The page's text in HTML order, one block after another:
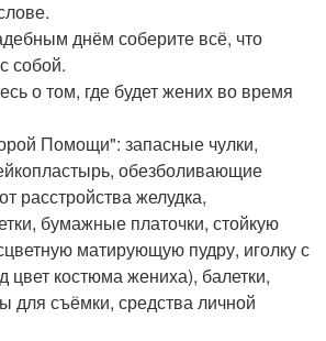
днём соберите всё, что
собой.
о том, где будет жених во время
Помощи": запасные чулки,
обезболивающие
расстройства желудка,
бумажные платочки, стойкую
матирующую пудру, иголку с
цвет костюма жениха), балетки,
для съёмки, средства личной